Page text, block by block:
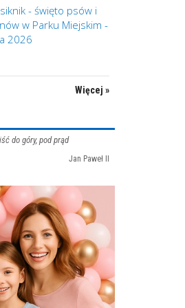
- święto psów i
w Parku Miejskim -
2026
Więcej »
do góry, pod prąd
Jan Paweł II